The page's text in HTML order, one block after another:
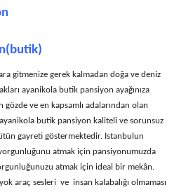
gitmenize gerek kalmadan doğa ve deniz
ayanikola butik pansiyon ayağınıza
ve en kapsamlı adalarından olan
butik pansiyon kaliteli ve sorunsuz
gayreti göstermektedir. İstanbulun
atmak için pansiyonumuzda
atmak için ideal bir mekân.
yok araç sesleri ve insan kalabalığı olmaması